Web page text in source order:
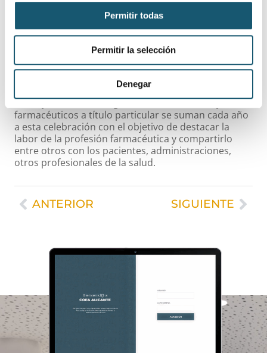
Permitir todas
Permitir la selección
Denegar
en las farmacias hospitalarias, los análisis clínicos, la
salud pública, la industria y la distribución
farmacéutica, la óptica y acústica, la alimentación, la
dermofarmacia, la ortopedia o la docencia; todos y
pacientes.
Organizaciones de todo el mundo, entre ellas el
Consejo General, Colegios de Farmacéuticos y
farmacéuticos a título particular se suman cada año
a esta celebración con el objetivo de destacar la
labor de la profesión farmacéutica y compartirlo
entre otros con los pacientes, administraciones,
otros profesionales de la salud.
ANTERIOR SIGUIENTE